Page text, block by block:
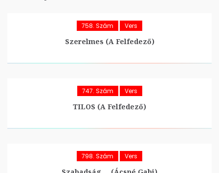
758. Szám Vers
Szerelmes (A Felfedező)
747. Szám Vers
TILOS (A Felfedező)
798. Szám Vers